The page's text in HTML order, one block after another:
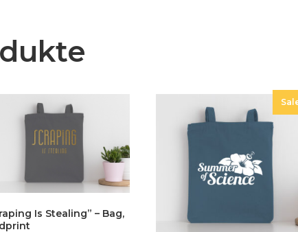
Is Stealing” – Bag,